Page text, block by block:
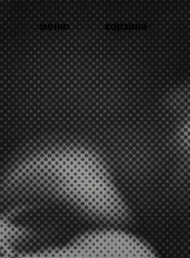
меню корзина